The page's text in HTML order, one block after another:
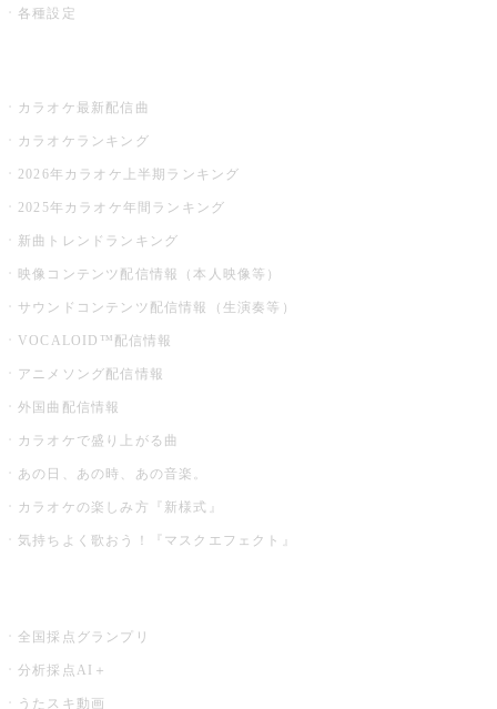
各種設定
カラオケ最新配信曲
カラオケランキング
2026年カラオケ上半期ランキング
2025年カラオケ年間ランキング
新曲トレンドランキング
映像コンテンツ配信情報（本人映像等）
サウンドコンテンツ配信情報（生演奏等）
VOCALOID™配信情報
アニメソング配信情報
外国曲配信情報
カラオケで盛り上がる曲
あの日、あの時、あの音楽。
カラオケの楽しみ方『新様式』
気持ちよく歌おう！『マスクエフェクト』
全国採点グランプリ
分析採点AI＋
うたスキ動画